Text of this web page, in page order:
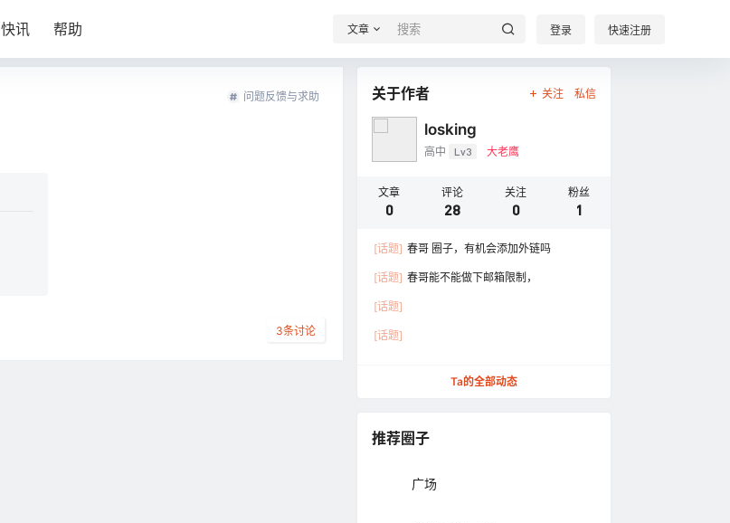
快讯 帮助 文章 登录 快速注册
问题反馈与求助
3条讨论
关于作者 关注 私信
losking
高中 Lv3 大老鹰
文章
0
评论
28
关注
0
粉丝
1
[话题] 春哥 圈子，有机会添加外链吗
[话题] 春哥能不能做下邮箱限制，
[话题]
[话题]
Ta的全部动态
推荐圈子
广场